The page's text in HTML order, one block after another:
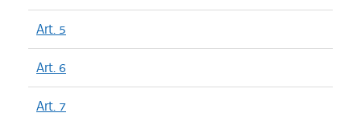
Art. 5
Art. 6
Art. 7